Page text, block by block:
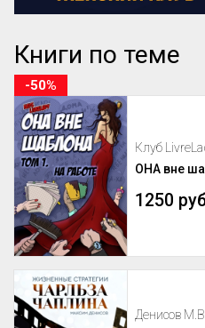
Книги по теме
Клуб
ОНА вне
1250
-50%
Денисов М.В.